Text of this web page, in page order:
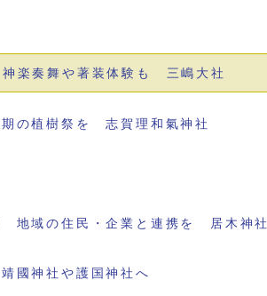
楽奏舞や著装体験も 三嶋大社
の植樹祭を 志賀理和氣神社
地域の住民・企業と連携を 居木神社
國神社や護国神社へ